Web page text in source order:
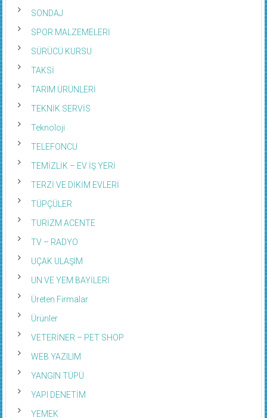
SONDAJ
SPOR MALZEMELERİ
SÜRÜCÜ KURSU
TAKSİ
TARIM ÜRÜNLERİ
TEKNİK SERVİS
Teknoloji
TELEFONCU
TEMİZLİK – EV İŞ YERİ
TERZİ VE DİKİM EVLERİ
TÜPÇÜLER
TURİZM ACENTE
TV – RADYO
UÇAK ULAŞIM
UN VE YEM BAYİLERİ
Üreten Firmalar
Ürünler
VETERİNER – PET SHOP
WEB YAZILIM
YANGIN TÜPÜ
YAPI DENETİM
YEMEK